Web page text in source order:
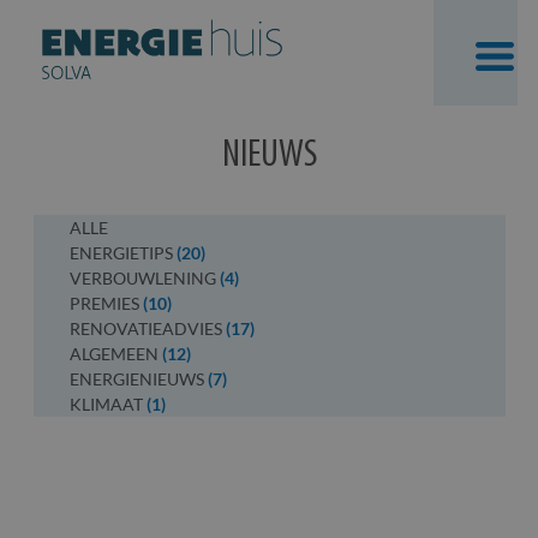
NIEUWS
ALLE
ENERGIETIPS(20)
VERBOUWLENING(4)
PREMIES(10)
RENOVATIEADVIES(17)
ALGEMEEN (12)
ENERGIENIEUWS(7)
KLIMAAT(1)